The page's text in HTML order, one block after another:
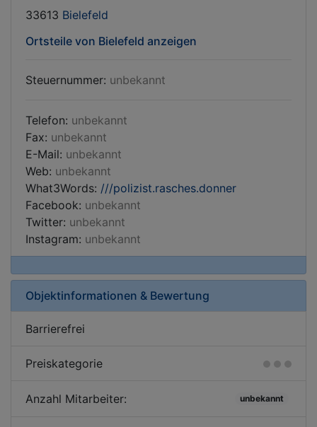
33613 Bielefeld
Ortsteile von Bielefeld anzeigen
Steuernummer: unbekannt
Telefon: unbekannt
Fax: unbekannt
E-Mail: unbekannt
Web: unbekannt
What3Words: ///polizist.rasches.donner
Facebook: unbekannt
Twitter: unbekannt
Instagram: unbekannt
Objektinformationen & Bewertung
Barrierefrei
Preiskategorie
Anzahl Mitarbeiter: unbekannt